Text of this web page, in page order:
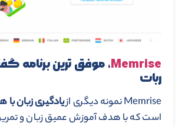
Memrise، موفق ترین
ربات
Memrise نمونه دیگری از
یادگیری زبان
است که با هدف آموزش عمیق زبان و